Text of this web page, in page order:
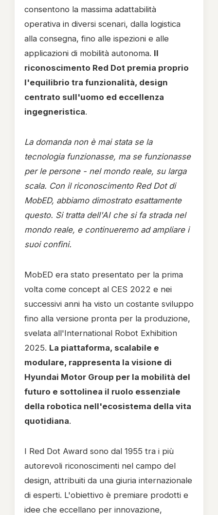
consentono la massima adattabilità
operativa in diversi scenari, dalla logistica
alla consegna, fino alle ispezioni e alle
applicazioni di mobilità autonoma. Il
riconoscimento Red Dot premia proprio
l'equilibrio tra funzionalità, design
centrato sull'uomo ed eccellenza
ingegneristica.
La domanda non è mai stata se la
tecnologia funzionasse, ma se funzionasse
per le persone - nel mondo reale, su larga
scala. Con il riconoscimento Red Dot di
MobED, abbiamo dimostrato esattamente
questo. Si tratta dell'AI che si fa strada nel
mondo reale, e continueremo ad ampliare i
suoi confini.
MobED era stato presentato per la prima
volta come concept al CES 2022 e nei
successivi anni ha visto un costante sviluppo
fino alla versione pronta per la produzione,
svelata all'International Robot Exhibition
2025. La piattaforma, scalabile e
modulare, rappresenta la visione di
Hyundai Motor Group per la mobilità del
futuro e sottolinea il ruolo essenziale
della robotica nell'ecosistema della vita
quotidiana.
I Red Dot Award sono dal 1955 tra i più
autorevoli riconoscimenti nel campo del
design, attribuiti da una giuria internazionale
di esperti. L'obiettivo è premiare prodotti e
idee che eccellano per innovazione,